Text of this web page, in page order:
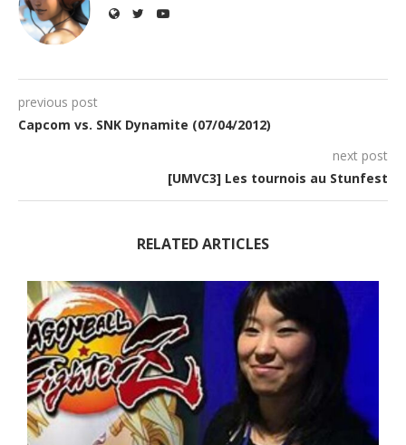
previous post
Capcom vs. SNK Dynamite (07/04/2012)
next post
[UMVC3] Les tournois au Stunfest
RELATED ARTICLES